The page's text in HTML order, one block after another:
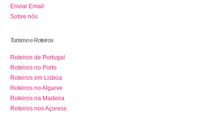
Enviar Email
Sobre nós
Turismo e Roteiros
Roteiros de Portugal
Roteiros no Porto
Roteiros em Lisboa
Roteiros no Algarve
Roteiros na Madeira
Roteiros nos Açoress